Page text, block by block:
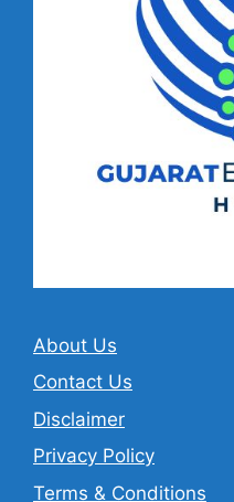
About Us
Contact Us
Disclaimer
Privacy Policy
Terms & Conditions